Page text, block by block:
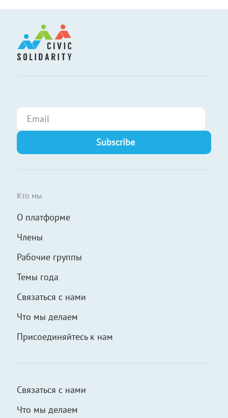
Кто мы
О платформе
Члены
Рабочие группы
Темы года
Связаться с нами
Что мы делаем
Присоединяйтесь к нам
Связаться с нами
Что мы делаем